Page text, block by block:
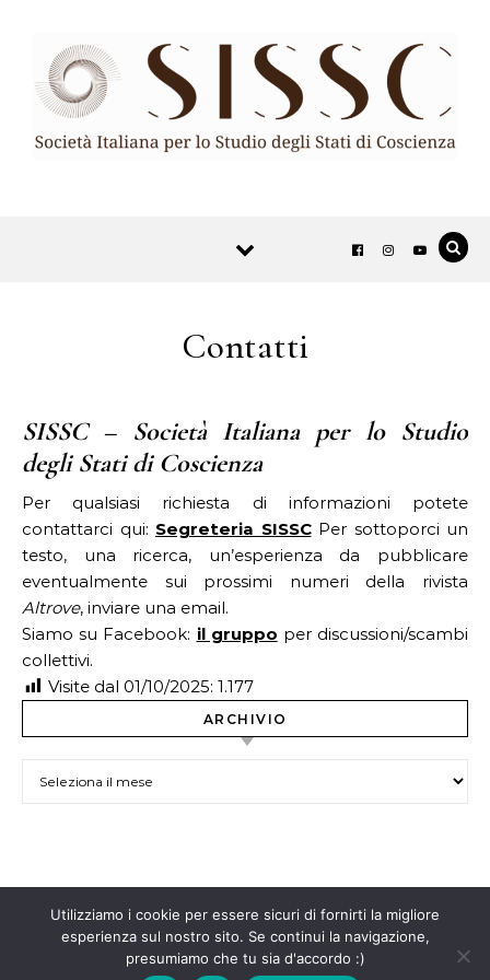
Contatti
SISSC – Società Italiana per lo Studio
degli Stati di Coscienza
Per qualsiasi richiesta di informazioni potete
contattarci qui: Segreteria SISSCPer sottoporci un
testo, una ricerca, un’esperienza da pubblicare
eventualmente sui prossimi numeri della rivista
Altrove, inviare una email.
Siamo su Facebook: il gruppo per discussioni/scambi
collettivi.
Visite dal 01/10/2025: 1.177
ARCHIVIO
Contenuti rilasciati con licenza
Creative Commons BY-NC-ND
4.0
Utilizziamo i cookie per essere sicuri di fornirti la migliore
esperienza sul nostro sito. Se continui la navigazione,
presumiamo che tu sia d'accordo :)